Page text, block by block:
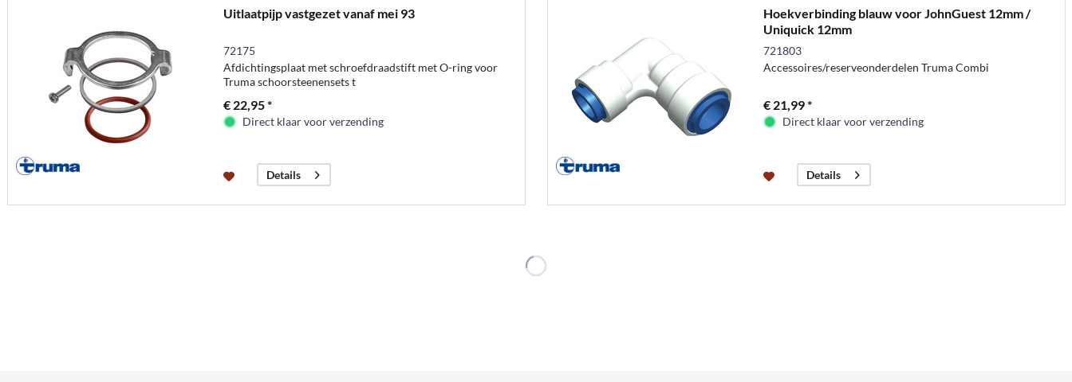
Uitlaatpijp vastgezet vanaf mei 93
72175
Afdichtingsplaat met schroefdraadstift met O-ring voor
Truma schoorsteenensets t
€ 22,95 *
Direct klaar voor verzending
Details
Hoekverbinding blauw voor JohnGuest 12mm /
Uniquick 12mm
721803
Accessoires/reserveonderdelen Truma Combi
€ 21,99 *
Direct klaar voor verzending
Details